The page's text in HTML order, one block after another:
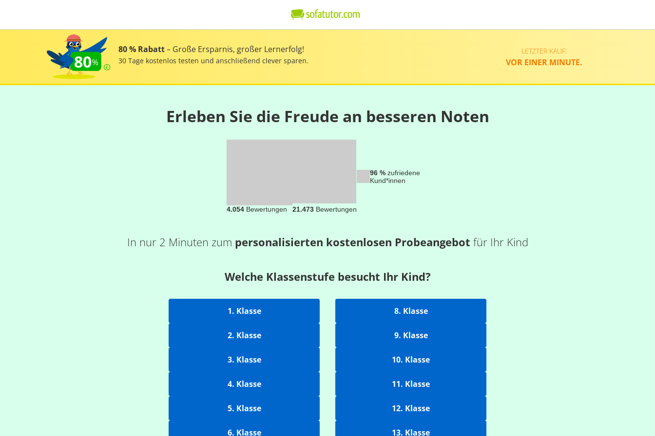
80
80 % Rabatt– Große Ersparnis, großer Lernerfolg!
30 Tage kostenlos testen und anschließend clever sparen.
LETZTER KAUF:
VOR EINER MINUTE.
Erleben Sie die Freude an besseren Noten
4.054Bewertungen 21.473Bewertungen
96 %zufriedene
Kund*innen
In nur 2 Minuten zum personalisierten kostenlosen Probeangebot für Ihr Kind
Welche Klassenstufe besucht Ihr Kind?
1. Klasse
2. Klasse
3. Klasse
4. Klasse
5. Klasse
6. Klasse
8. Klasse
9. Klasse
10. Klasse
11. Klasse
12. Klasse
13. Klasse